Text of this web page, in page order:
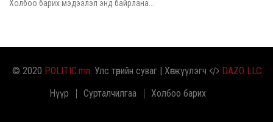
Холбоо барих мэдээлэл энд байрлана...
© 2020 POLITIC.mn. Улс төрийн суваг | Хөгжүүлэгч
DAZO LLC
Нүүр
Сурталчилгаа Холбоо барих